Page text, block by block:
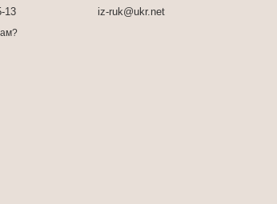
13 iz-ruk@ukr.net